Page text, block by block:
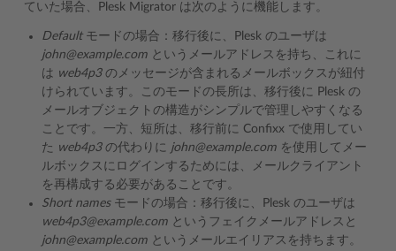
ていた場合、Plesk Migrator は次のように機能します。
Defaultモードの場合：移行後に、Plesk のユーザは
john@example.com というメールアドレスを持ち、これに
は web4p3のメッセージが含まれるメールボックスが紐付
けられています。このモードの長所は、移行後に Plesk の
メールオブジェクトの構造がシンプルで管理しやすくなる
ことです。一方、短所は、移行前に Confixx で使用してい
た web4p3の代わりに john@example.com を使用してメー
ルボックスにログインするためには、メールクライアント
を再構成する必要があることです。
Short namesモードの場合：移行後に、Plesk のユーザは
web4p3@example.com というフェイクメールアドレスと
john@example.com というメールエイリアスを持ちます。